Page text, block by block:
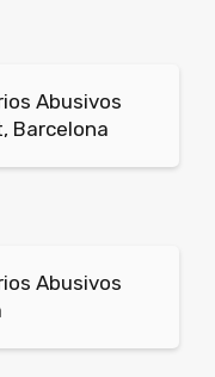
Abusivos
Barcelona
Abusivos